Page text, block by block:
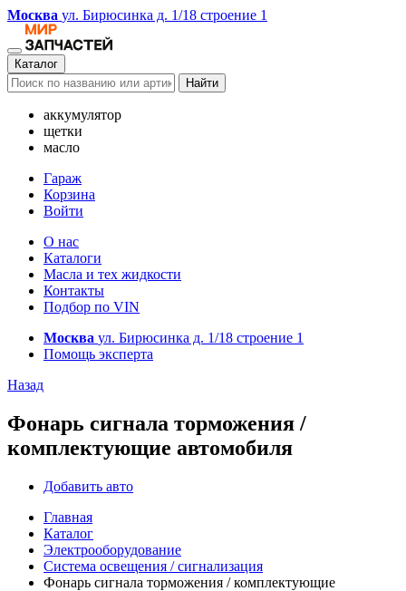
Москва ул. Бирюсинка д. 1/18 строение 1
Каталог
Найти
аккумулятор
щетки
масло
Гараж
Корзина
Войти
О нас
Каталоги
Масла и тех жидкости
Контакты
Подбор по VIN
Москва ул. Бирюсинка д. 1/18 строение 1
Помощь эксперта
Назад
Фонарь сигнала торможения /
комплектующие автомобиля
Добавить авто
Главная
Каталог
Электрооборудование
Система освещения / сигнализация
Фонарь сигнала торможения / комплектующие